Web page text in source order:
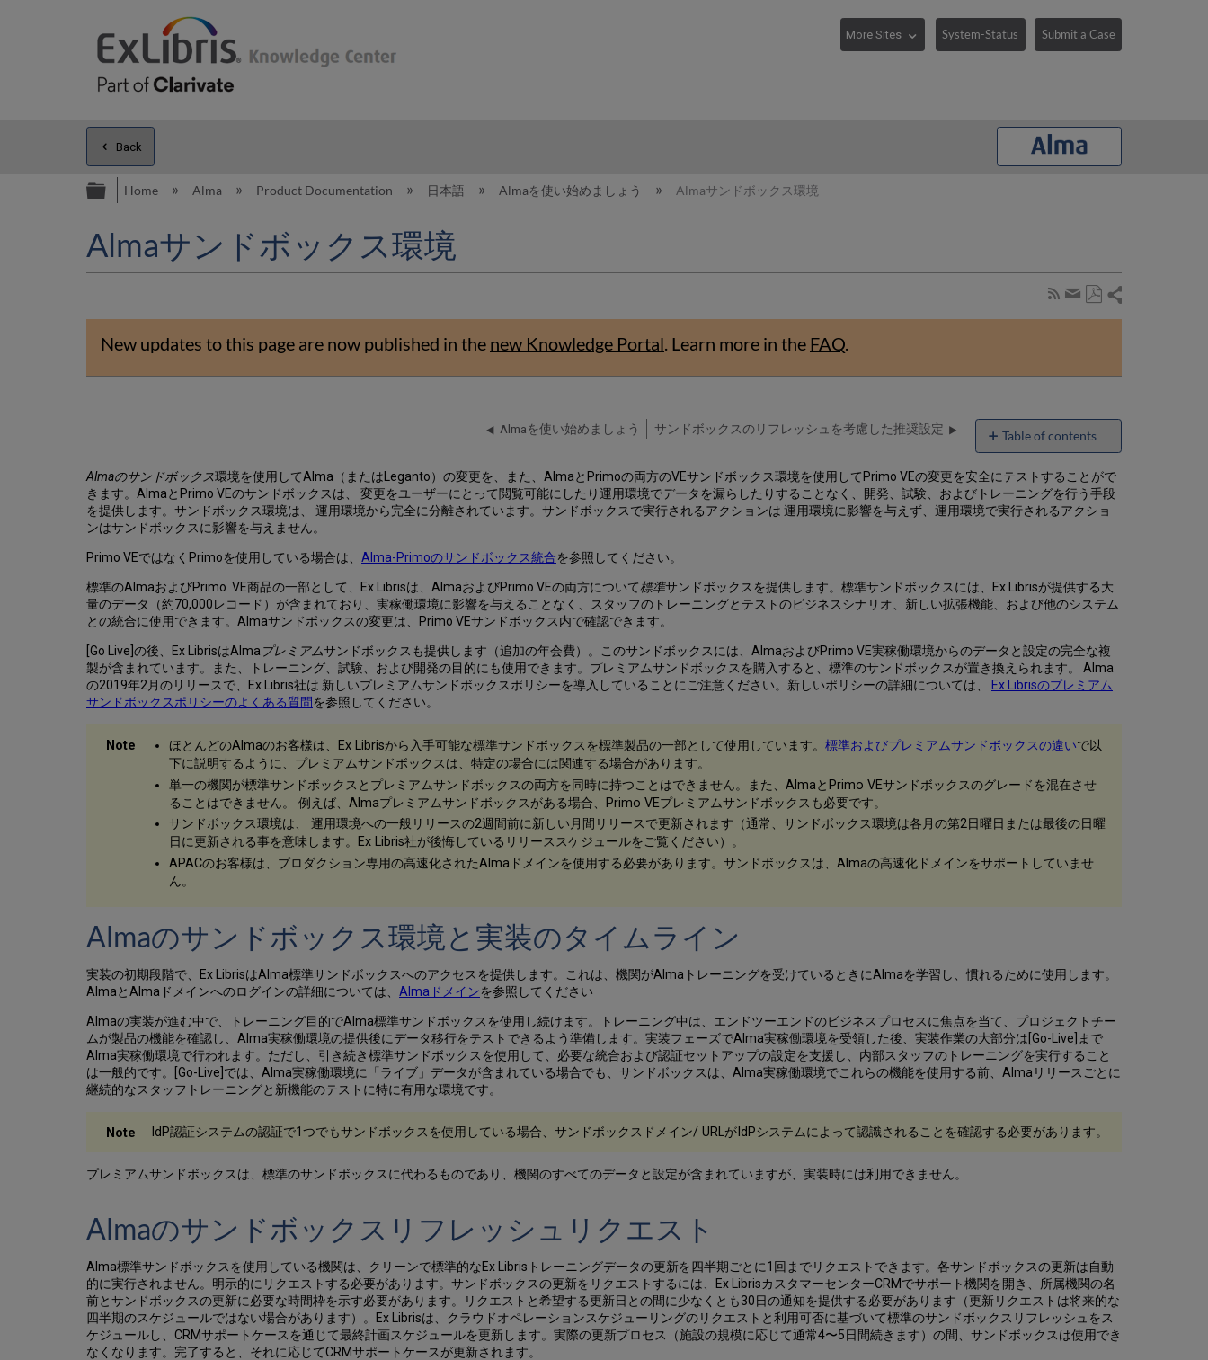
System-Status Submit a Case
Back
Expand/collapse global hierarchy
Home Alma Product Documentation 日本語 Almaを使い始めましょう Almaサンドボックス環境
Almaサンドボックス環境
Subscribe
by
Share
page Share
New updates to this page are now published in the new Knowledge Portal. Learn more in the FAQ.
Table of contents
の
サ
ン
ク
ス
環
と
実
装
ム
イ
Alma
サ
リ
ッ
シ
ュ
リ
ス
レ
ミ
ア
ム
サ
Almaを使い始めましょう サンドボックスのリフレッシュを考慮した推奨設定
Almaのサンドボックス環境を使用してAlma（またはLeganto）の変更を、また、AlmaとPrimoの両方のVEサンドボックス環境を使用してPrimo VEの変更を安全にテストすることがで
きます。AlmaとPrimo VEのサンドボックスは、 変更をユーザーにとって閲覧可能にしたり運用環境でデータを漏らしたりすることなく、開発、試験、およびトレーニングを行う手段
を提供します。サンドボックス環境は、 運用環境から完全に分離されています。サンドボックスで実行されるアクションは 運用環境に影響を与えず、運用環境で実行されるアクショ
ンはサンドボックスに影響を与えません。
Primo VEではなくPrimoを使用している場合は、 Alma-Primoのサンドボックス統合を参照してください。
標準のAlmaおよびPrimo VE商品の一部として、Ex Librisは、AlmaおよびPrimo VEの両方について標準サンドボックスを提供します。標準サンドボックスには、Ex Librisが提供する大
量のデータ（約70,000レコード）が含まれており、実稼働環境に影響を与えることなく、スタッフのトレーニングとテストのビジネスシナリオ、新しい拡張機能、および他のシステム
との統合に使用できます。Almaサンドボックスの変更は、Primo VEサンドボックス内で確認できます。
[Go Live]の後、Ex LibrisはAlma プレミアムサンドボックスも提供します（追加の年会費）。このサンドボックスには、AlmaおよびPrimo VE実稼働環境からのデータと設定の完全な複
製が含まれています。また、トレーニング、試験、および開発の目的にも使用できます。プレミアムサンドボックスを購入すると、標準のサンドボックスが置き換えられます。 Alma
の2019年2月のリリースで、Ex Libris社は 新しいプレミアムサンドボックスポリシーを導入していることにご注意ください。新しいポリシーの詳細については、
Ex Librisのプレミアム
サンドボックスポリシーのよくある質問 を参照してください。
ほとんどのAlmaのお客様は、Ex Librisから入手可能な標準サンドボックスを標準製品の一部として使用しています。標準およびプレミアムサンドボックスの違いで以
下に説明するように、プレミアムサンドボックスは、特定の場合には関連する場合があります。
単一の機関が標準サンドボックスとプレミアムサンドボックスの両方を同時に持つことはできません。また、AlmaとPrimo VEサンドボックスのグレードを混在させ
ることはできません。 例えば、Almaプレミアムサンドボックスがある場合、Primo VEプレミアムサンドボックスも必要です。
サンドボックス環境は、 運用環境への一般リリースの2週間前に新しい月間リリースで更新されます（通常、サンドボックス環境は各月の第2日曜日または最後の日曜
日に更新される事を意味します。Ex Libris社が後悔しているリリーススケジュールをご覧ください）。
APACのお客様は、プロダクション専用の高速化されたAlmaドメインを使用する必要があります。サンドボックスは、Almaの高速化ドメインをサポートしていませ
ん。
Almaのサンドボックス環境と実装のタイムライン
実装の初期段階で、Ex LibrisはAlma標準サンドボックスへのアクセスを提供します。これは、機関がAlmaトレーニングを受けているときにAlmaを学習し、慣れるために使用します。
AlmaとAlmaドメインへのログインの詳細については、 Almaドメインを参照してください
Almaの実装が進む中で、トレーニング目的でAlma標準サンドボックスを使用し続けます。トレーニング中は、エンドツーエンドのビジネスプロセスに焦点を当て、プロジェクトチー
ムが製品の機能を確認し、Alma実稼働環境の提供後にデータ移行をテストできるよう準備します。実装フェーズでAlma実稼働環境を受領した後、実装作業の大部分は[Go-Live]まで
Alma実稼働環境で行われます。ただし、引き続き標準サンドボックスを使用して、必要な統合および認証セットアップの設定を支援し、内部スタッフのトレーニングを実行すること
は一般的です。[Go-Live]では、Alma実稼働環境に「ライブ」データが含まれている場合でも、サンドボックスは、Alma実稼働環境でこれらの機能を使用する前、Almaリリースごとに
継続的なスタッフトレーニングと新機能のテストに特に有用な環境です。
IdP認証システムの認証で1つでもサンドボックスを使用している場合、サンドボックスドメイン/ URLがIdPシステムによって認識されることを確認する必要があります。
プレミアムサンドボックスは、標準のサンドボックスに代わるものであり、機関のすべてのデータと設定が含まれていますが、実装時には利用できません。
Almaのサンドボックスリフレッシュリクエスト
Alma標準サンドボックスを使用している機関は、クリーンで標準的なEx Librisトレーニングデータの更新を四半期ごとに1回までリクエストできます。各サンドボックスの更新は自動
的に実行されません。明示的にリクエストする必要があります。サンドボックスの更新をリクエストするには、Ex LibrisカスタマーセンターCRMでサポート機関を開き、所属機関の名
前とサンドボックスの更新に必要な時間枠を示す必要があります。リクエストと希望する更新日との間に少なくとも30日の通知を提供する必要があります（更新リクエストは将来的な
四半期のスケジュールではない場合があります）。Ex Librisは、クラウドオペレーションスケジューリングのリクエストと利用可否に基づいて標準のサンドボックスリフレッシュをス
ケジュールし、CRMサポートケースを通じて最終計画スケジュールを更新します。実際の更新プロセス（施設の規模に応じて通常4〜5日間続きます）の間、サンドボックスは使用でき
なくなります。完了すると、それに応じてCRMサポートケースが更新されます。